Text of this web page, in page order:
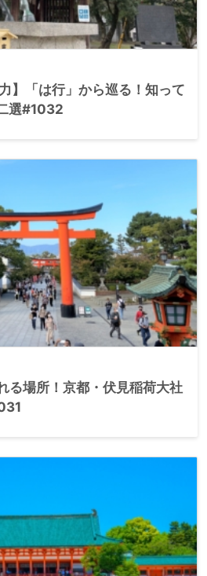
】「は行」から巡る！知って
選#1032
る場所！京都・伏見稲荷大社